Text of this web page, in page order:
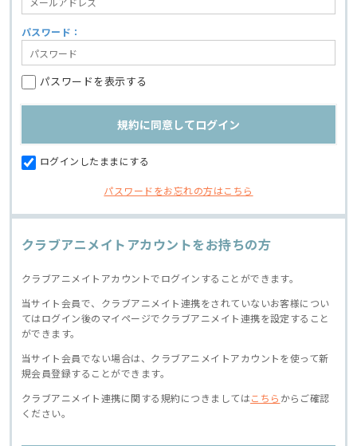
パスワード：
パスワードを表示する
ログインしたままにする
パスワードをお忘れの方はこちら
クラブアニメイトアカウントをお持ちの方
クラブアニメイトアカウントでログインすることができます。
当サイト会員で、クラブアニメイト連携をされていないお客様につい
てはログイン後のマイページでクラブアニメイト連携を設定すること
ができます。
当サイト会員でない場合は、クラブアニメイトアカウントを使って新
規会員登録することができます。
クラブアニメイト連携に関する規約につきましてはこちら からご確認
ください。